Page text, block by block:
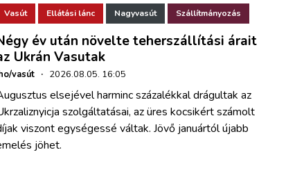
Vasút Ellátási lánc Nagyvasút Szállítmányozás
év után növelte teherszállítási árait
Ukrán Vasutak
vasút · 2026.08.05. 16:05
elsejével harminc százalékkal drágultak az
szolgáltatásai, az üres kocsikért számolt
viszont egységessé váltak. Jövő januártól újabb
jöhet.